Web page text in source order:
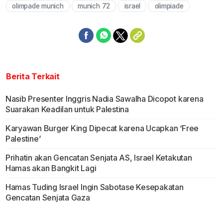
olimpade munich munich 72 israel olimpiade
Berita Terkait
Nasib Presenter Inggris Nadia Sawalha Dicopot karena
Suarakan Keadilan untuk Palestina
Karyawan Burger King Dipecat karena Ucapkan ‘Free
Palestine’
Prihatin akan Gencatan Senjata AS, Israel Ketakutan
Hamas akan Bangkit Lagi
Hamas Tuding Israel Ingin Sabotase Kesepakatan
Gencatan Senjata Gaza